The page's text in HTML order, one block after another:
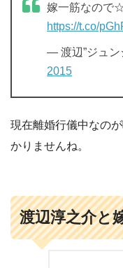
嫁一筋なので
https://t.co/
— 渡辺”ジュン
2015
現在離婚行儀中なの
かりませんね。
渡辺淳之介と